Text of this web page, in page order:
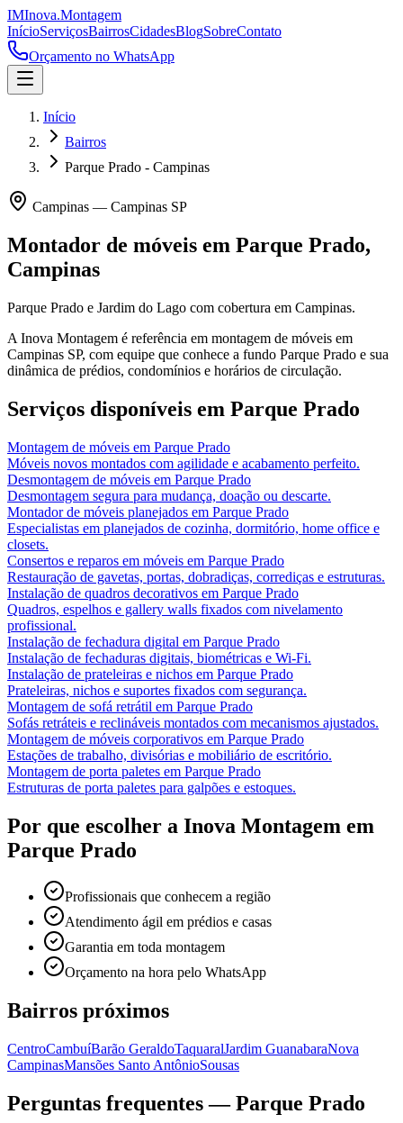
IMInova.Montagem
InícioServiçosBairrosCidadesBlogSobreContato
Orçamento no WhatsApp
Início
Bairros
Parque Prado - Campinas
Campinas — Campinas SP
Montador de móveis em Parque Prado,
Campinas
Parque Prado e Jardim do Lago com cobertura em Campinas.
A Inova Montagem é referência em montagem de móveis em
Campinas SP, com equipe que conhece a fundo Parque Prado e sua
dinâmica de prédios, condomínios e horários de circulação.
Serviços disponíveis em Parque Prado
Montagem de móveis em Parque Prado
Móveis novos montados com agilidade e acabamento perfeito.
Desmontagem de móveis em Parque Prado
Desmontagem segura para mudança, doação ou descarte.
Montador de móveis planejados em Parque Prado
Especialistas em planejados de cozinha, dormitório, home office e
closets.
Consertos e reparos em móveis em Parque Prado
Restauração de gavetas, portas, dobradiças, corrediças e estruturas.
Instalação de quadros decorativos em Parque Prado
Quadros, espelhos e gallery walls fixados com nivelamento
profissional.
Instalação de fechadura digital em Parque Prado
Instalação de fechaduras digitais, biométricas e Wi-Fi.
Instalação de prateleiras e nichos em Parque Prado
Prateleiras, nichos e suportes fixados com segurança.
Montagem de sofá retrátil em Parque Prado
Sofás retráteis e reclináveis montados com mecanismos ajustados.
Montagem de móveis corporativos em Parque Prado
Estações de trabalho, divisórias e mobiliário de escritório.
Montagem de porta paletes em Parque Prado
Estruturas de porta paletes para galpões e estoques.
Por que escolher a Inova Montagem em
Parque Prado
Profissionais que conhecem a região
Atendimento ágil em prédios e casas
Garantia em toda montagem
Orçamento na hora pelo WhatsApp
Bairros próximos
CentroCambuíBarão GeraldoTaquaralJardim GuanabaraNova
CampinasMansões Santo AntônioSousas
Perguntas frequentes —Parque Prado